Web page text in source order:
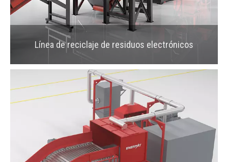
Línea de reciclaje de residuos electrónicos